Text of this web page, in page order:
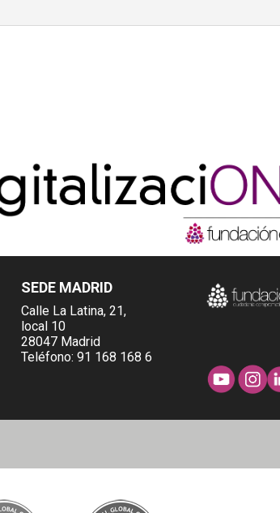
SEDE MADRID
Calle La Latina, 21,
local 10
28047 Madrid
Teléfono: 91 168 168 6